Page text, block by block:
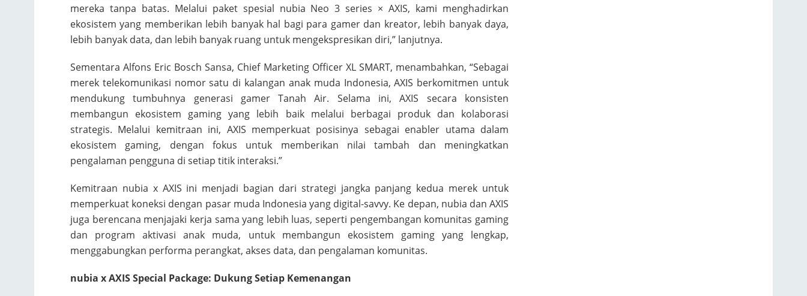
mereka tanpa batas. Melalui paket spesial nubia Neo 3 series × AXIS, kami menghadirkan
ekosistem yang memberikan lebih banyak hal bagi para gamer dan kreator, lebih banyak daya,
lebih banyak data, dan lebih banyak ruang untuk mengekspresikan diri,” lanjutnya.
Sementara Alfons Eric Bosch Sansa, Chief Marketing Officer XL SMART, menambahkan, “Sebagai
merek telekomunikasi nomor satu di kalangan anak muda Indonesia, AXIS berkomitmen untuk
mendukung tumbuhnya generasi gamer Tanah Air. Selama ini, AXIS secara konsisten
membangun ekosistem gaming yang lebih baik melalui berbagai produk dan kolaborasi
strategis. Melalui kemitraan ini, AXIS memperkuat posisinya sebagai enabler utama dalam
ekosistem gaming, dengan fokus untuk memberikan nilai tambah dan meningkatkan
pengalaman pengguna di setiap titik interaksi.”
Kemitraan nubia x AXIS ini menjadi bagian dari strategi jangka panjang kedua merek untuk
memperkuat koneksi dengan pasar muda Indonesia yang digital-savvy. Ke depan, nubia dan AXIS
juga berencana menjajaki kerja sama yang lebih luas, seperti pengembangan komunitas gaming
dan program aktivasi anak muda, untuk membangun ekosistem gaming yang lengkap,
menggabungkan performa perangkat, akses data, dan pengalaman komunitas.
nubia x AXIS Special Package: Dukung Setiap Kemenangan